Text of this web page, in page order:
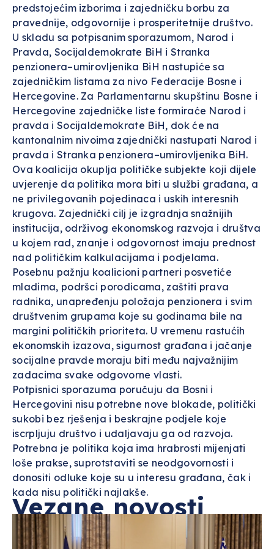
predstojećim izborima i zajedničku borbu za
pravednije, odgovornije i prosperitetnije društvo.
U skladu sa potpisanim sporazumom, Narod i
Pravda, Socijaldemokrate BiH i Stranka
penzionera–umirovljenika BiH nastupiće sa
zajedničkim listama za nivo Federacije Bosne i
Hercegovine. Za Parlamentarnu skupštinu Bosne i
Hercegovine zajedničke liste formiraće Narod i
pravda i Socijaldemokrate BiH, dok će na
kantonalnim nivoima zajednički nastupati Narod i
pravda i Stranka penzionera–umirovljenika BiH.
Ova koalicija okuplja političke subjekte koji dijele
uvjerenje da politika mora biti u službi građana, a
ne privilegovanih pojedinaca i uskih interesnih
krugova. Zajednički cilj je izgradnja snažnijih
institucija, održivog ekonomskog razvoja i društva
u kojem rad, znanje i odgovornost imaju prednost
nad političkim kalkulacijama i podjelama.
Posebnu pažnju koalicioni partneri posvetiće
mladima, podršci porodicama, zaštiti prava
radnika, unapređenju položaja penzionera i svim
društvenim grupama koje su godinama bile na
margini političkih prioriteta. U vremenu rastućih
ekonomskih izazova, sigurnost građana i jačanje
socijalne pravde moraju biti među najvažnijim
zadacima svake odgovorne vlasti.
Potpisnici sporazuma poručuju da Bosni i
Hercegovini nisu potrebne nove blokade, politički
sukobi bez rješenja i beskrajne podjele koje
iscrpljuju društvo i udaljavaju ga od razvoja.
Potrebna je politika koja ima hrabrosti mijenjati
loše prakse, suprotstaviti se neodgovornosti i
donositi odluke koje su u interesu građana, čak i
kada nisu politički najlakše.
Vezane novosti